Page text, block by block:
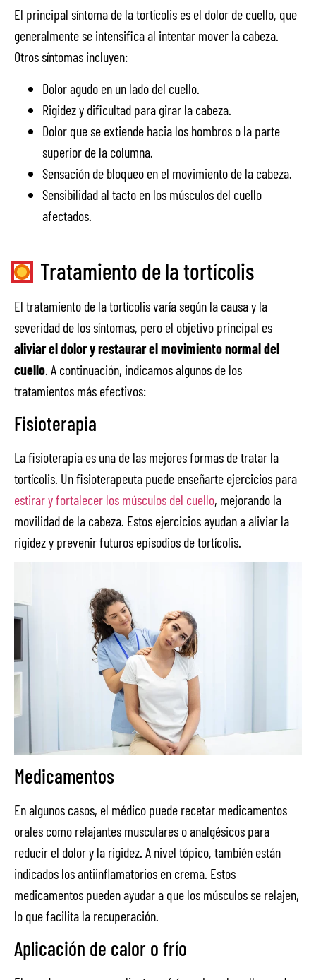
El principal síntoma de la tortícolis es el dolor de cuello, que
generalmente se intensifica al intentar mover la cabeza.
Otros síntomas incluyen:
Dolor agudo en un lado del cuello.
Rigidez y dificultad para girar la cabeza.
Dolor que se extiende hacia los hombros o la parte
superior de la columna.
Sensación de bloqueo en el movimiento de la cabeza.
Sensibilidad al tacto en los músculos del cuello
afectados.
Tratamiento de la tortícolis
El tratamiento de la tortícolis varía según la causa y la
severidad de los síntomas, pero el objetivo principal es
aliviar el dolor y restaurar el movimiento normal del
cuello. A continuación, indicamos algunos de los
tratamientos más efectivos:
Fisioterapia
La fisioterapia es una de las mejores formas de tratar la
tortícolis. Un fisioterapeuta puede enseñarte ejercicios para
estirar y fortalecer los músculos del cuello, mejorando la
movilidad de la cabeza. Estos ejercicios ayudan a aliviar la
rigidez y prevenir futuros episodios de tortícolis.
Medicamentos
En algunos casos, el médico puede recetar medicamentos
orales como relajantes musculares o analgésicos para
reducir el dolor y la rigidez. A nivel tópico, también están
indicados los antiinflamatorios en crema. Estos
medicamentos pueden ayudar a que los músculos se relajen,
lo que facilita la recuperación.
Aplicación de calor o frío